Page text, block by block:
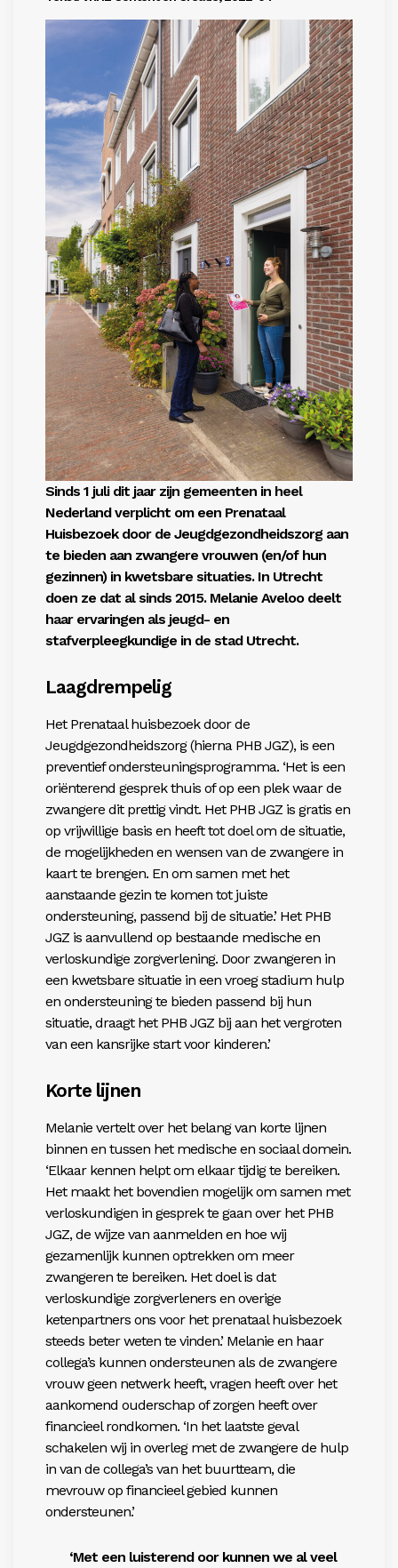
Sinds 1 juli dit jaar zijn gemeenten in heel
Nederland verplicht om een Prenataal
Huisbezoek door de Jeugdgezondheidszorg aan
te bieden aan zwangere vrouwen (en/of hun
gezinnen) in kwetsbare situaties. In Utrecht
doen ze dat al sinds 2015. Melanie Aveloo deelt
haar ervaringen als jeugd- en
stafverpleegkundige in de stad Utrecht.
Laagdrempelig
Het Prenataal huisbezoek door de
Jeugdgezondheidszorg (hierna PHB JGZ), is een
preventief ondersteuningsprogramma. ‘Het is een
oriënterend gesprek thuis of op een plek waar de
zwangere dit prettig vindt. Het PHB JGZ is gratis en
op vrijwillige basis en heeft tot doel om de situatie,
de mogelijkheden en wensen van de zwangere in
kaart te brengen. En om samen met het
aanstaande gezin te komen tot juiste
ondersteuning, passend bij de situatie.’ Het PHB
JGZ is aanvullend op bestaande medische en
verloskundige zorgverlening. Door zwangeren in
een kwetsbare situatie in een vroeg stadium hulp
en ondersteuning te bieden passend bij hun
situatie, draagt het PHB JGZ bij aan het vergroten
van een kansrijke start voor kinderen.’
Korte lijnen
Melanie vertelt over het belang van korte lijnen
binnen en tussen het medische en sociaal domein.
‘Elkaar kennen helpt om elkaar tijdig te bereiken.
Het maakt het bovendien mogelijk om samen met
verloskundigen in gesprek te gaan over het PHB
JGZ, de wijze van aanmelden en hoe wij
gezamenlijk kunnen optrekken om meer
zwangeren te bereiken. Het doel is dat
verloskundige zorgverleners en overige
ketenpartners ons voor het prenataal huisbezoek
steeds beter weten te vinden.’ Melanie en haar
collega’s kunnen ondersteunen als de zwangere
vrouw geen netwerk heeft, vragen heeft over het
aankomend ouderschap of zorgen heeft over
financieel rondkomen. ‘In het laatste geval
schakelen wij in overleg met de zwangere de hulp
in van de collega’s van het buurtteam, die
mevrouw op financieel gebied kunnen
ondersteunen.’
‘Met een luisterend oor kunnen we al veel